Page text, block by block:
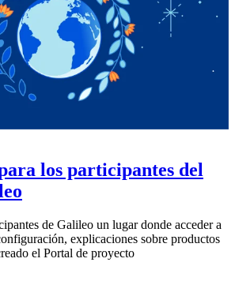
los participantes del
de Galileo un lugar donde acceder a
explicaciones sobre productos
el Portal de proyecto